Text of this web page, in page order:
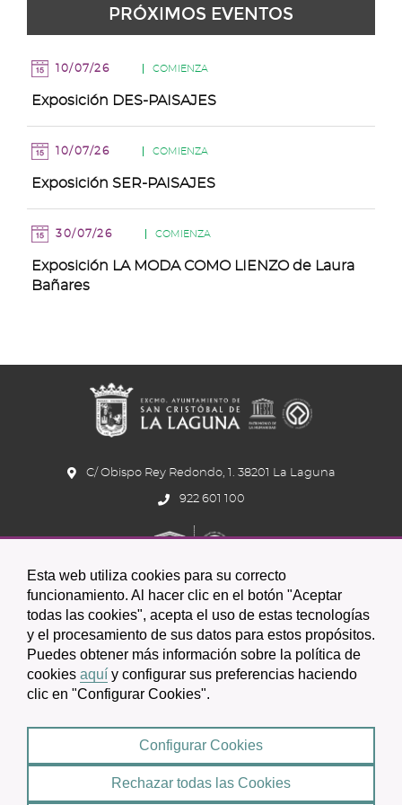
Esta web utiliza cookies para su correcto
funcionamiento. Al hacer clic en el botón "Aceptar
todas las cookies", acepta el uso de estas tecnologías
y el procesamiento de sus datos para estos propósitos.
Puedes obtener más información sobre la política de
cookies aquí y configurar sus preferencias haciendo
clic en "Configurar Cookies".
Configurar Cookies
Rechazar todas las Cookies
Agosto Agosto Agosto Agosto Agosto
PRÓXIMOS EVENTOS
10/07/26 COMIENZA
Exposición DES-PAISAJES
10/07/26 COMIENZA
Exposición SER-PAISAJES
30/07/26 COMIENZA
Exposición LA MODA COMO LIENZO de Laura
Bañares
C/ Obispo Rey Redondo, 1. 38201 La Laguna
922 601 100
Icono
circular
Icono
de
facebook
Icono
circular
Icono
de
twitter
Icono
circular
Icono
de
2026 © Excmo. Ayuntamiento de San Cristóbal de La Laguna
Condiciones de uso